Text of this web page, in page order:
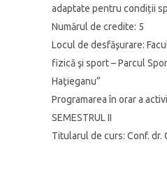
adaptate pentru condiții
Numărul de credite: 5
Locul de desfăşurare:
fizică şi sport – Parcul
Haţieganu”
Programarea în orar a
SEMESTRUL II
Titularul de curs: Conf. dr.